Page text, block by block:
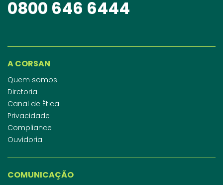
0800 646 6444
A CORSAN
Quem somos
Diretoria
Canal de Ética
Privacidade
Compliance
Ouvidoria
COMUNICAÇÃO